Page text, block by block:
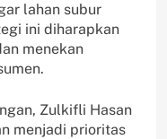
lahan subur
ini diharapkan
menekan
Zulkifli Hasan
menjadi prioritas